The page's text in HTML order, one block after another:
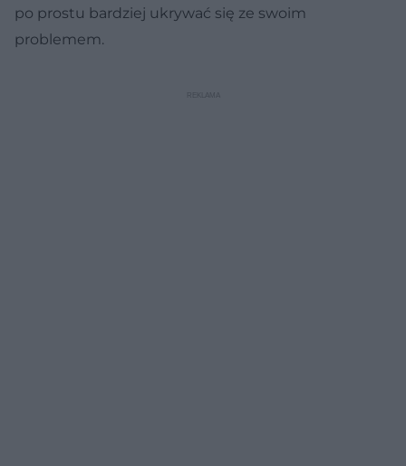
po prostu bardziej ukrywać się ze swoim
problemem.